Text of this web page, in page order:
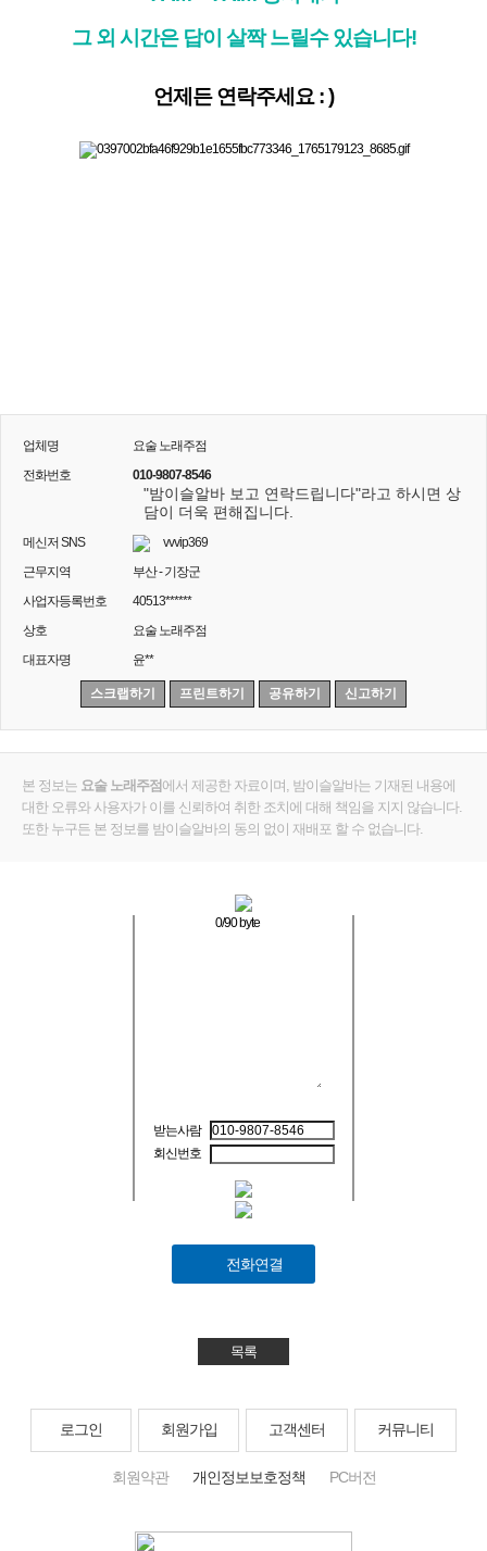
그 외 시간은 답이 살짝 느릴수 있습니다!
언제든 연락주세요 : )
업체명
요술 노래주점
전화번호
010-9807-8546
"밤이슬알바 보고 연락드립니다"라고 하시면 상
담이 더욱 편해집니다.
메신저 SNS
vvvip369
근무지역
부산 - 기장군
사업자등록번호
40513******
상호
요술 노래주점
대표자명
윤**
스크랩하기 프린트하기 공유하기 신고하기
본 정보는 요술 노래주점 에서 제공한 자료이며, 밤이슬알바는 기재된 내용에
대한 오류와 사용자가 이를 신뢰하여 취한 조치에 대해 책임을 지지 않습니다.
또한 누구든 본 정보를 밤이슬알바의 동의 없이 재배포 할 수 없습니다.
0/90 byte
받는사람
회신번호
전화연결
목록
로그인 회원가입 고객센터 커뮤니티
회원약관 개인정보보호정책 PC버전